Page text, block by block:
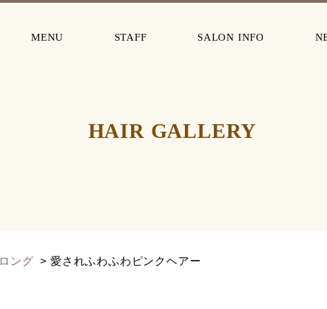
MENU STAFF SALON INFO
HAIR GALLERY
ロング 愛されふわふわピンクヘアー